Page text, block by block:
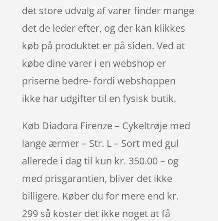
det store udvalg af varer finder mange
det de leder efter, og der kan klikkes
køb på produktet er på siden. Ved at
købe dine varer i en webshop er
priserne bedre- fordi webshoppen
ikke har udgifter til en fysisk butik.
Køb Diadora Firenze – Cykeltrøje med
lange ærmer – Str. L – Sort med gul
allerede i dag til kun kr. 350.00 – og
med prisgarantien, bliver det ikke
billigere. Køber du for mere end kr.
299 så koster det ikke noget at få